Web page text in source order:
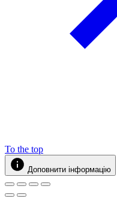
To the top
Доповнити інформацію